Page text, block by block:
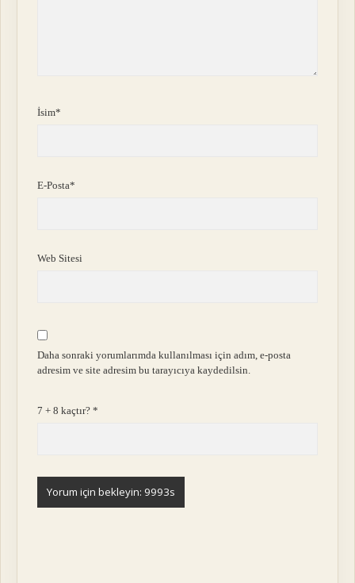
İsim*
E-Posta*
Web Sitesi
Daha sonraki yorumlarımda kullanılması için adım, e-posta
adresim ve site adresim bu tarayıcıya kaydedilsin.
7 + 8 kaçtır?*